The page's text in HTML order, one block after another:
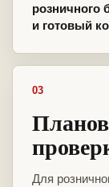
розничного
и готовый
03
Для